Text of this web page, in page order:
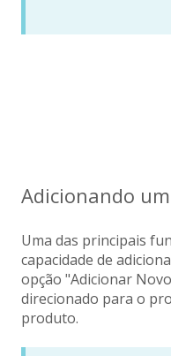
Adicionando
Uma das principais
capacidade de
opção "Adicionar
direcionado para o
produto.